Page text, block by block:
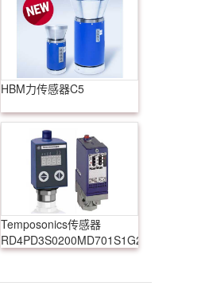
HBM力传感器C5
Temposonics传感器
RD4PD3S0200MD701S1G2D99150